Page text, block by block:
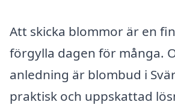
Att skicka blommor är en
förgylla dagen för många.
anledning är blombud i
praktisk och uppskattad